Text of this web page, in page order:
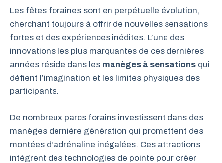
Les fêtes foraines sont en perpétuelle évolution,
cherchant toujours à offrir de nouvelles sensations
fortes et des expériences inédites. L’une des
innovations les plus marquantes de ces dernières
années réside dans les manèges à sensations qui
défient l’imagination et les limites physiques des
participants.
De nombreux parcs forains investissent dans des
manèges dernière génération qui promettent des
montées d’adrénaline inégalées. Ces attractions
intègrent des technologies de pointe pour créer